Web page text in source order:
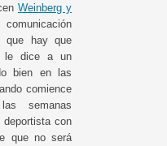
Weinberg y
que hay que
le dice a un
bien en las
comience
semanas
deportista con
que no será